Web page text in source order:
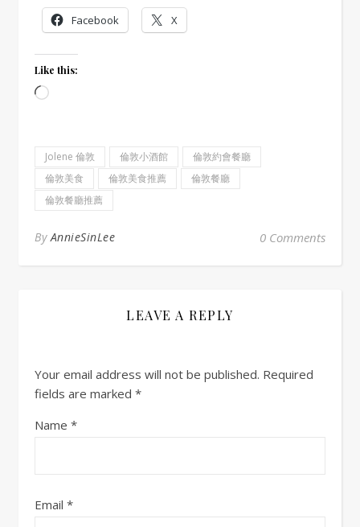
Facebook X
Like this:
Loading…
Jolene 倫敦 倫敦小酒館
倫敦約會餐廳
倫敦美食
倫敦美食推薦
倫敦餐廳
倫敦餐廳推薦
ByAnnieSinLee 0 Comments
LEAVE A REPLY
Your email address will not be published. Required
fields are marked *
Name *
Email *